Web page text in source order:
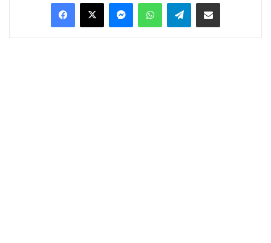
Facebook
X MessengerWhatsAppTelegramCondividi via Email